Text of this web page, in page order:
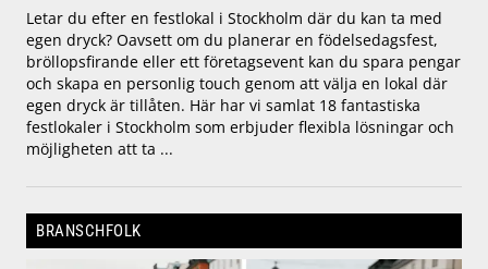
Letar du efter en festlokal i Stockholm där du kan ta med
egen dryck? Oavsett om du planerar en födelsedagsfest,
bröllopsfirande eller ett företagsevent kan du spara pengar
och skapa en personlig touch genom att välja en lokal där
egen dryck är tillåten. Här har vi samlat 18 fantastiska
festlokaler i Stockholm som erbjuder flexibla lösningar och
möjligheten att ta ...
BRANSCHFOLK